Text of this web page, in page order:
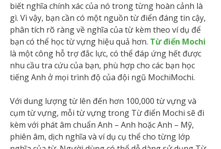
biết nghĩa chính xác của nó trong từng hoàn cảnh là
gì. Vì vậy, bạn cần có một nguồn từ điển đáng tin cậy,
phân tích rõ ràng về nghĩa của từ kèm theo ví dụ để
bạn có thể học từ vựng hiệu quả hơn. Từ điển Mochi
là một công hỗ trợ đắc lực, có thể đáp ứng hết được
nhu cầu tra cứu của bạn, phù hợp cho các bạn học
tiếng Anh ở mọi trình độ của đội ngũ MochiMochi.
Với dung lượng từ lên đến hơn 100,000 từ vựng và
cụm từ vựng, mỗi từ vựng trong Từ điển Mochi sẽ đi
kèm với phát âm chuẩn Anh – Anh hoặc Anh – Mỹ,
phiên âm, dịch nghĩa và ví dụ cụ thể cho từng lớp